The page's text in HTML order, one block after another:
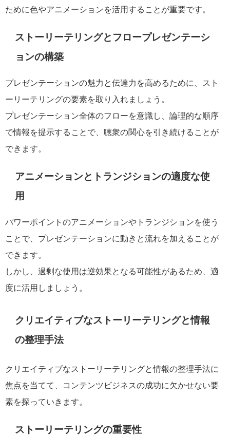
ために色やアニメーションを活用することが重要です。
ストーリーテリングとフロープレゼンテーシ
ョンの構築
プレゼンテーションの魅力と伝達力を高めるために、スト
ーリーテリングの要素を取り入れましょう。
プレゼンテーション全体のフローを意識し、論理的な順序
で情報を提示することで、聴衆の関心を引き続けることが
できます。
アニメーションとトランジションの適度な使
用
パワーポイントのアニメーションやトランジションを使う
ことで、プレゼンテーションに動きと流れを加えることが
できます。
しかし、過剰な使用は逆効果となる可能性があるため、適
度に活用しましょう。
クリエイティブなストーリーテリングと情報
の整理手法
クリエイティブなストーリーテリングと情報の整理手法に
焦点を当てて、コンテンツビジネスの成功に欠かせない要
素を探っていきます。
ストーリーテリングの重要性